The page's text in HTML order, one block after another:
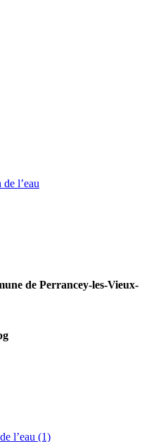
l’eau
de Perrancey-les-Vieux-
l’eau (1)